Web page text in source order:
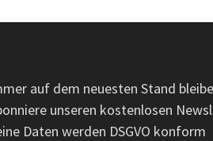
auf dem neuesten Stand
unseren kostenlosen
Daten werden DSGVO konform